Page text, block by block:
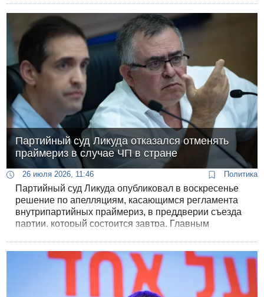
Партийный суд Ликуда отказался отменять
праймериз в случае ЧП в стране
26 июля 2026, 11:46 Политика
Партийный суд Ликуда опубликовал в воскресенье
решение по апелляциям, касающимся регламента
внутрипартийных праймериз, в преддверии съезда
партии, который состоится завтра. Главным
напряженной ситуации в сфере безопасности.